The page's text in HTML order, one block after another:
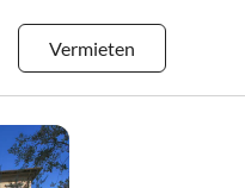
Vermieten